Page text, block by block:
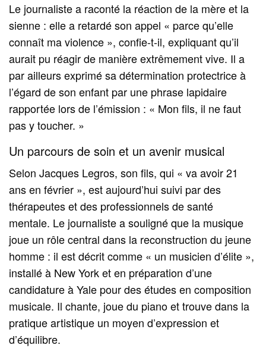
Le journaliste a raconté la réaction de la mère et la
sienne : elle a retardé son appel « parce qu’elle
connaît ma violence », confie-t-il, expliquant qu’il
aurait pu réagir de manière extrêmement vive. Il a
par ailleurs exprimé sa détermination protectrice à
l’égard de son enfant par une phrase lapidaire
rapportée lors de l’émission : « Mon fils, il ne faut
pas y toucher. »
Un parcours de soin et un avenir musical
Selon Jacques Legros, son fils, qui « va avoir 21
ans en février », est aujourd’hui suivi par des
thérapeutes et des professionnels de santé
mentale. Le journaliste a souligné que la musique
joue un rôle central dans la reconstruction du jeune
homme : il est décrit comme « un musicien d’élite »,
installé à New York et en préparation d’une
candidature à Yale pour des études en composition
musicale. Il chante, joue du piano et trouve dans la
pratique artistique un moyen d’expression et
d’équilibre.